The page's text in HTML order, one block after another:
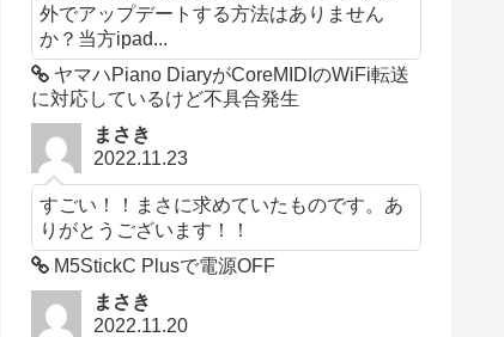
外でアップデートする方法はありません
か？当方ipad...
ヤマハPiano DiaryがCoreMIDIのWiFi転送
に対応しているけど不具合発生
まさき
2022.11.23
すごい！！まさに求めていたものです。あ
りがとうございます！！
M5StickC Plusで電源OFF
まさき
2022.11.20